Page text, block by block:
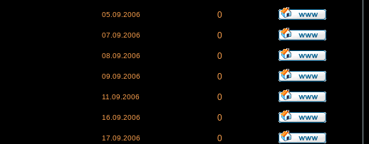
05.09.2006 0
07.09.2006 0
08.09.2006 0
09.09.2006 0
11.09.2006 0
16.09.2006 0
17.09.2006 0